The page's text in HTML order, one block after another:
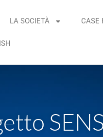
LA SOCIETÀ CASE